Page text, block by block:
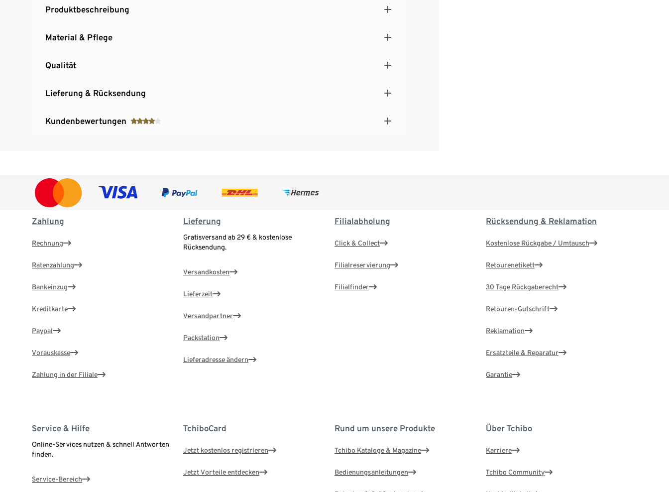
Produktbeschreibung
Material & Pflege
Qualität
Lieferung & Rücksendung
Kundenbewertungen
Zahlung
Rechnung
Ratenzahlung
Bankeinzug
Kreditkarte
Paypal
Vorauskasse
Zahlung in der Filiale
Lieferung
Gratisversand ab 29 € & kostenlose
Rücksendung.
Versandkosten
Lieferzeit
Versandpartner
Packstation
Lieferadresse ändern
Filialabholung
Click & Collect
Filialreservierung
Filialfinder
Rücksendung & Reklamation
Kostenlose Rückgabe / Umtausch
Retourenetikett
30 Tage Rückgaberecht
Retouren-Gutschrift
Reklamation
Ersatzteile & Reparatur
Garantie
Service & Hilfe
Online-Services nutzen & schnell Antworten
finden.
Service-Bereich
TchiboCard
Jetzt kostenlos registrieren
Jetzt Vorteile entdecken
Rund um unsere Produkte
Tchibo Kataloge & Magazine
Bedienungsanleitungen
Über Tchibo
Karriere
Tchibo Community